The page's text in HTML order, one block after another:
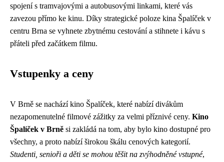
spojení s tramvajovými a autobusovými linkami, které vás
zavezou přímo ke kinu. Díky strategické poloze kina Špalíček v
centru Brna se vyhnete zbytnému cestování a stihnete i kávu s
přáteli před začátkem filmu.
Vstupenky a ceny
V Brně se nachází kino Špalíček, které nabízí divákům
nezapomenutelné filmové zážitky za velmi příznivé ceny. Kino
Špalíček v Brně si zakládá na tom, aby bylo kino dostupné pro
všechny, a proto nabízí širokou škálu cenových kategorií.
Studenti, senioři a děti se mohou těšit na zvýhodněné vstupné,